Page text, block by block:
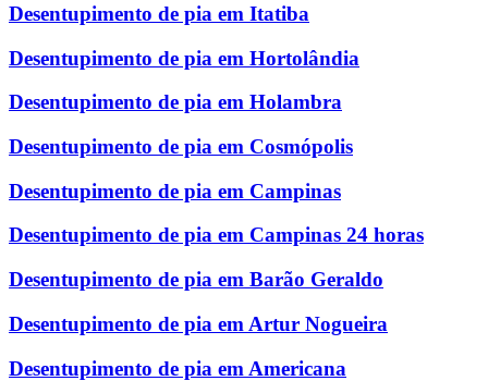
Desentupimento de pia em Itatiba
Desentupimento de pia em Hortolândia
Desentupimento de pia em Holambra
Desentupimento de pia em Cosmópolis
Desentupimento de pia em Campinas
Desentupimento de pia em Campinas 24 horas
Desentupimento de pia em Barão Geraldo
Desentupimento de pia em Artur Nogueira
Desentupimento de pia em Americana